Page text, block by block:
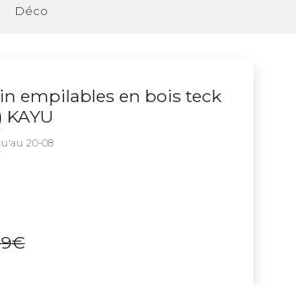
Déco
empilables en bois teck
20-08